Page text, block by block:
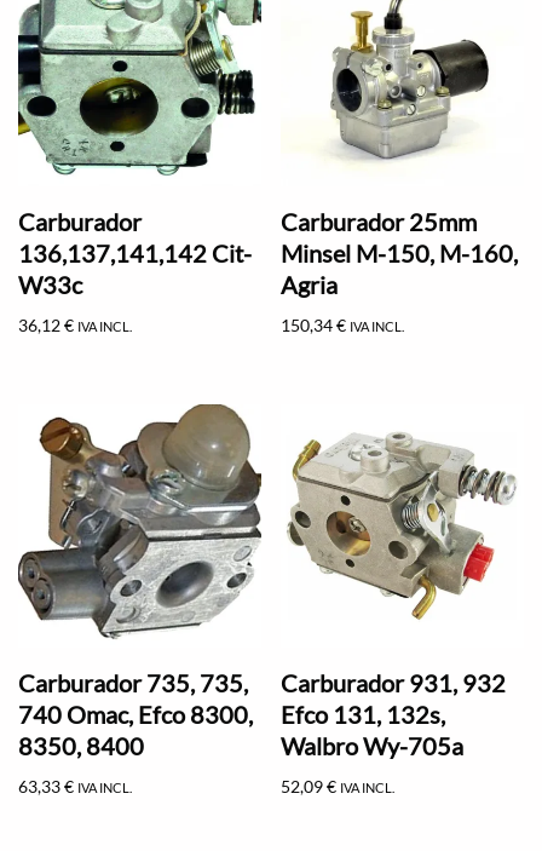
Carburador
136,137,141,142 Cit-
W33c
36,12€ IVA INCL.
Carburador 25mm
Minsel M-150, M-160,
Agria
150,34€ IVA INCL.
Carburador 735, 735,
740 Omac, Efco 8300,
8350, 8400
63,33€ IVA INCL.
Carburador 931, 932
Efco 131, 132s,
Walbro Wy-705a
52,09€ IVA INCL.